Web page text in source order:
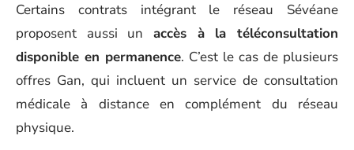
Certains contrats intégrant le réseau Sévéane
proposent aussi un accès à la téléconsultation
disponible en permanence. C’est le cas de plusieurs
offres Gan, qui incluent un service de consultation
médicale à distance en complément du réseau
physique.